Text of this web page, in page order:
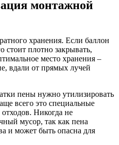
монтажной
хранения. Если баллон
стоит плотно закрывать,
место хранения –
вдали от прямых лучей
пены нужно утилизировать
всего это специальные
Никогда не
мусор, так как пена
и может быть опасна для